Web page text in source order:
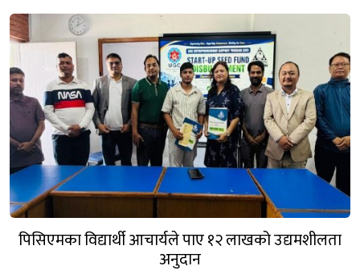
पिसिएमका विद्यार्थी आचार्यले पाए १२ लाखको उद्यमशीलता
अनुदान